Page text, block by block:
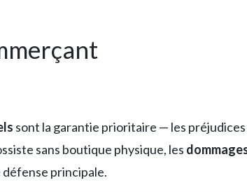
sont la garantie prioritaire — les
sans boutique physique, les
principale.